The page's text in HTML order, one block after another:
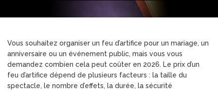
Vous souhaitez organiser un feu d’artifice pour un mariage, un
anniversaire ou un événement public, mais vous vous
demandez combien cela peut coûter en 2026. Le prix d’un
feu d’artifice dépend de plusieurs facteurs : la taille du
spectacle, le nombre d’effets, la durée, la sécurité